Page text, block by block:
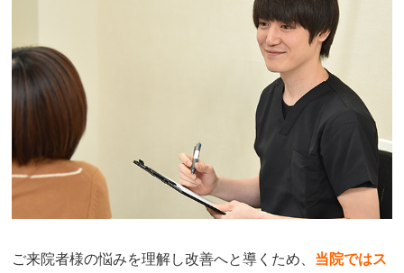
ご来院者様の悩みを理解し改善へと導くため、 当院ではス